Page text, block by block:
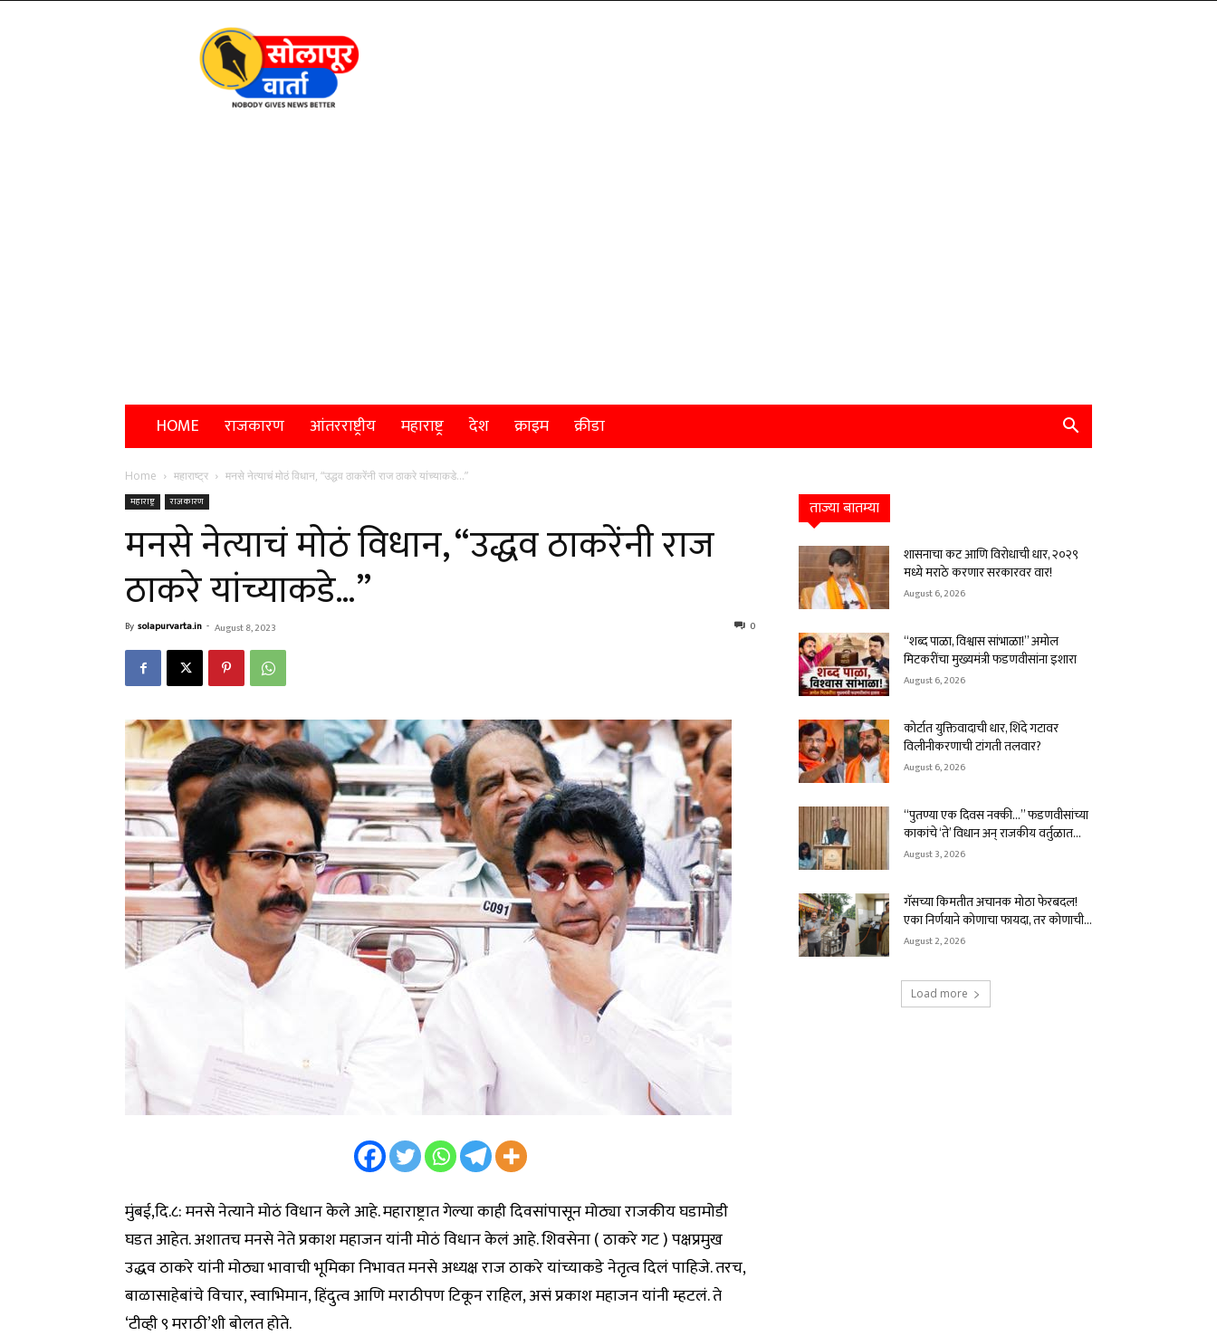
Solapur
Varta
HOME राजकारण आंतरराष्ट्रीय महाराष्ट्र देश क्राइम क्रीडा
Home महाराष्ट्र मनसे नेत्याचं मोठं विधान, “उद्धव ठाकरेंनी राज ठाकरे यांच्याकडे…”
महाराष्ट्र राजकारण
मनसे नेत्याचं मोठं विधान, “उद्धव ठाकरेंनी राज
ठाकरे यांच्याकडे…”
By solapurvarta.in - August 8, 2023 0
मुंबई,दि.८: मनसे नेत्याने मोठं विधान केले आहे. महाराष्ट्रात गेल्या काही दिवसांपासून मोठ्या राजकीय घडामोडी
घडत आहेत. अशातच मनसे नेते प्रकाश महाजन यांनी मोठं विधान केलं आहे. शिवसेना ( ठाकरे गट ) पक्षप्रमुख
उद्धव ठाकरे यांनी मोठ्या भावाची भूमिका निभावत मनसे अध्यक्ष राज ठाकरे यांच्याकडे नेतृत्व दिलं पाहिजे. तरच,
बाळासाहेबांचे विचार, स्वाभिमान, हिंदुत्व आणि मराठीपण टिकून राहिल, असं प्रकाश महाजन यांनी म्हटलं. ते
‘टीव्ही ९ मराठी’शी बोलत होते.
ताज्या बातम्या
शासनाचा कट आणि विरोधाची धार, २०२९
मध्ये मराठे करणार सरकारवर वार!
August 6, 2026
“शब्द पाळा, विश्वास सांभाळा!” अमोल
मिटकरींचा मुख्यमंत्री फडणवीसांना इशारा
August 6, 2026
कोर्टात युक्तिवादाची धार, शिंदे गटावर
विलीनीकरणाची टांगती तलवार?
August 6, 2026
“पुतण्या एक दिवस नक्की…” फडणवीसांच्या
काकांचे ‘ते’ विधान अन् राजकीय वर्तुळात...
August 3, 2026
गॅसच्या किमतीत अचानक मोठा फेरबदल!
एका निर्णयाने कोणाचा फायदा, तर कोणाची...
August 2, 2026
Load more